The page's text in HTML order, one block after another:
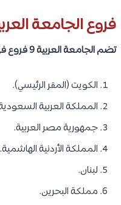
فروع الجامعة
تضم الجامعة العربية 9 فروع في 9 دول عربية، وهم كما يلي :
الكويت (المقر الرئيسي).
المملكة العربية
جمهورية مصر العربية.
المملكة الأردنية الهاشمية.
لبنان.
مملكة البحرين.